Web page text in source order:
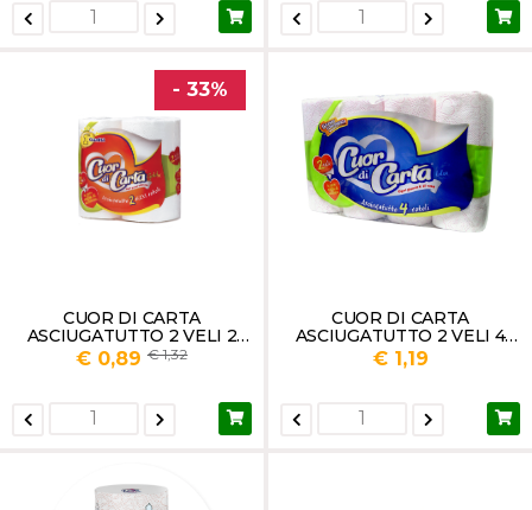
- 33%
CUOR DI CARTA
ASCIUGATUTTO 2 VELI 2
ROTOLI
€ 0,89 1,32
CUOR DI CARTA
ASCIUGATUTTO 2 VELI 4
ROTOLI
€ 1,19